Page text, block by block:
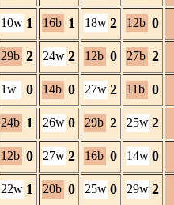
10w 1 16b 1 18w 2 12b 0
29b 2 24w 2 12b 0 27b 2
1w 0 14b 0 27w 2 11b 0
24b 1 26w 0 29b 2 25w 2
12b 0 27w 2 16b 0 14w 0
22w 1 20b 0 25w 0 29w 2